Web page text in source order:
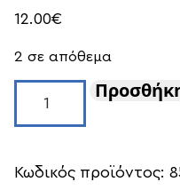
12.00€
2 σε απόθεμα
Κωδικός προϊόντος: